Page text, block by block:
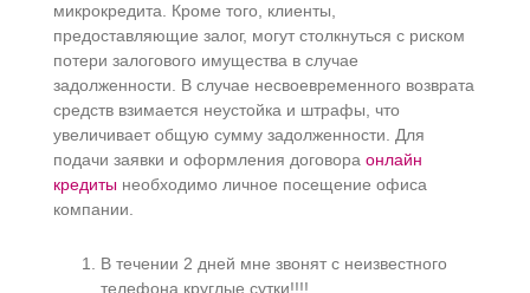
микрокредита. Кроме того, клиенты,
предоставляющие залог, могут столкнуться с риском
потери залогового имущества в случае
задолженности. В случае несвоевременного возврата
средств взимается неустойка и штрафы, что
увеличивает общую сумму задолженности. Для
подачи заявки и оформления договора онлайн
кредиты необходимо личное посещение офиса
компании.
В течении 2 дней мне звонят с неизвестного
телефона круглые сутки!!!!